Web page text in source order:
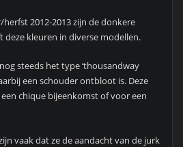
2012-2013 zijn de donkere
deze kleuren in diverse modellen.
nog steeds het type ‘thousandway
een schouder ontbloot is. Deze
chique bijeenkomst of voor een
vaak dat ze de aandacht van de jurk